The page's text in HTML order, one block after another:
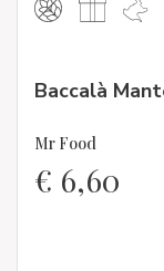
Baccalà
Mr Food
€ 6,60